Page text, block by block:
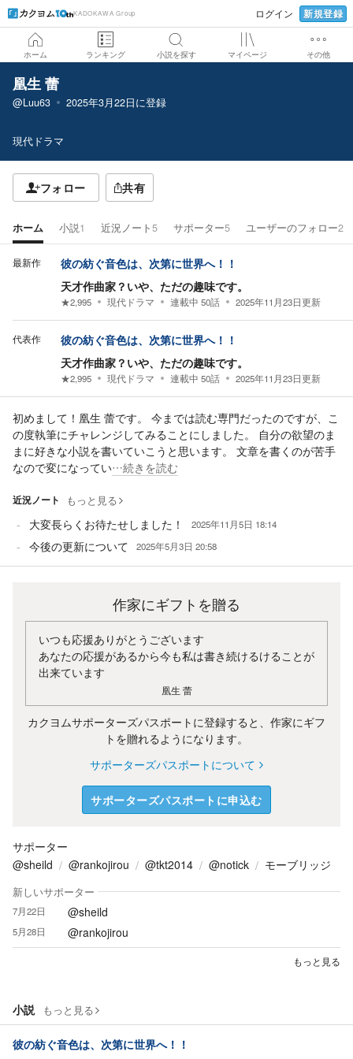
KADOKAWA Group ログイン 新規登録
ホーム ランキング 小説を探す マイページ その他
凰生 蕾
@Luu63 2025年3月22日に登録
現代ドラマ
フォロー 共有
ホーム 小説1 近況ノート 5 サポーター5 ユーザーのフォロー2
最新作 彼の紡ぐ音色は、次第に世界へ！！
天才作曲家？いや、ただの趣味です。
★2,995 現代ドラマ 連載中 50話 2025年11月23日更新
代表作 彼の紡ぐ音色は、次第に世界へ！！
天才作曲家？いや、ただの趣味です。
★2,995 現代ドラマ 連載中 50話 2025年11月23日更新
初めまして！凰生 蕾です。 今までは読む専門だったのですが、こ
の度執筆にチャレンジしてみることにしました。 自分の欲望のま
まに好きな小説を書いていこうと思います。 文章を書くのが苦手
なので変になってい…続きを読む
近況ノート もっと見る
大変長らくお待たせしました！ 2025年11月5日 18:14
今後の更新について 2025年5月3日 20:58
作家にギフトを贈る
いつも応援ありがとうございます
あなたの応援があるから今も私は書き続けるけることが
出来ています
凰生 蕾
カクヨムサポーターズパスポートに登録すると、作家にギフ
トを贈れるようになります。
サポーターズパスポートについて
サポーターズパスポートに申込む
サポーター
@sheild
@rankojirou @tkt2014 @notick モーブリッジ
新しいサポーター
7月22日 @sheild
5月28日 @rankojirou
もっと見る
小説 もっと見る
彼の紡ぐ音色は、次第に世界へ！！